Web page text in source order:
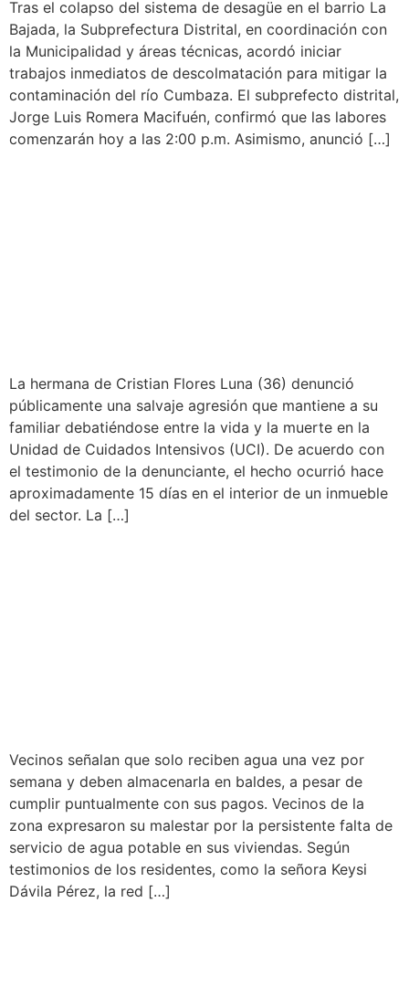
Tras el colapso del sistema de desagüe en el barrio La
Bajada, la Subprefectura Distrital, en coordinación con
la Municipalidad y áreas técnicas, acordó iniciar
trabajos inmediatos de descolmatación para mitigar la
contaminación del río Cumbaza. El subprefecto distrital,
Jorge Luis Romera Macifuén, confirmó que las labores
comenzarán hoy a las 2:00 p.m. Asimismo, anunció […]
La hermana de Cristian Flores Luna (36) denunció
públicamente una salvaje agresión que mantiene a su
familiar debatiéndose entre la vida y la muerte en la
Unidad de Cuidados Intensivos (UCI). De acuerdo con
el testimonio de la denunciante, el hecho ocurrió hace
aproximadamente 15 días en el interior de un inmueble
del sector. La […]
Vecinos señalan que solo reciben agua una vez por
semana y deben almacenarla en baldes, a pesar de
cumplir puntualmente con sus pagos. Vecinos de la
zona expresaron su malestar por la persistente falta de
servicio de agua potable en sus viviendas. Según
testimonios de los residentes, como la señora Keysi
Dávila Pérez, la red […]